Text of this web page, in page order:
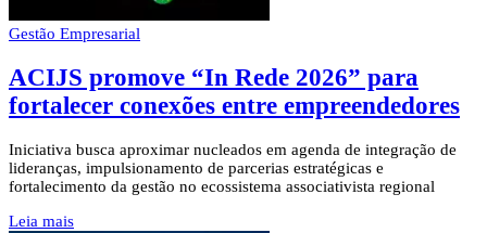
Gestão Empresarial
ACIJS promove “In Rede 2026” para
fortalecer conexões entre empreendedores
Iniciativa busca aproximar nucleados em agenda de integração de
lideranças, impulsionamento de parcerias estratégicas e
fortalecimento da gestão no ecossistema associativista regional
Leia mais